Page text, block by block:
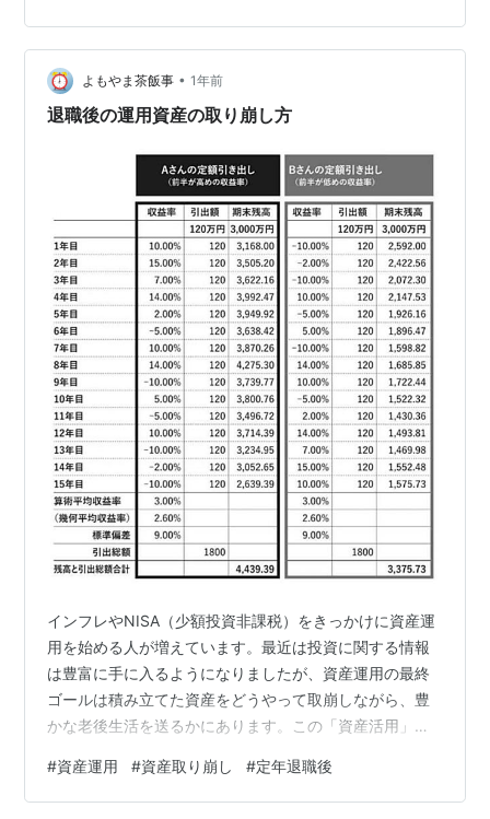
のかもしれない、だからどこかで偶然会ったり奇跡的に
再会し ないかぎり復活することはない。 ただ私自身定年
退職後のこんな静かな時間を求めていたのかも しれな
い、何をしてもいい自由、何もしなくてもいい自由、至
よもやま茶飯事 • 1年前
退職後の運用資産の取り崩し方
インフレやNISA（少額投資非課税）をきっかけに資産運
用を始める人が増えています。最近は投資に関する情報
は豊富に手に入るようになりましたが、資産運用の最終
ゴールは積み立てた資産をどうやって取崩しながら、豊
かな老後生活を送るかにあります。この「資産活用」に
「60代からの資産使い切り方法」という本では、退職後
の資産の取り崩し方について、注意すべき点や効果的な
#資産運用 #資産取り崩し #定年退職後